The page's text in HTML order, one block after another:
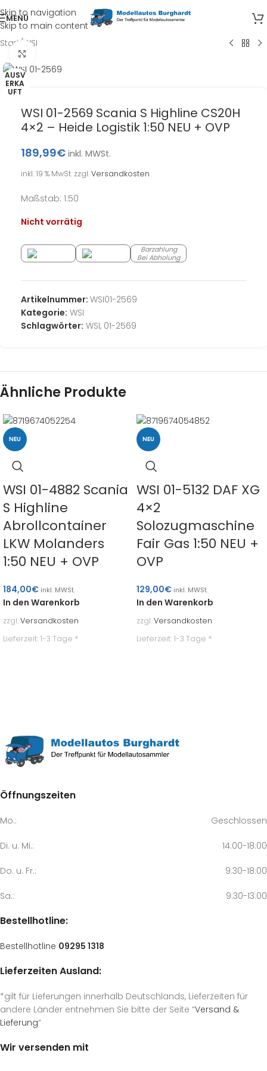
Skip to navigation
Skip to main content
MENÜ
Start / WSI
AUSV
ERKA
UFT
WSI 01-2569 Scania S Highline CS20H
4×2 – Heide Logistik 1:50 NEU + OVP
189,99€ inkl. MWSt.
inkl. 19 % MwSt. zzgl.Versandkosten
Maßstab: 1:50
Nicht vorrätig
Barzahlung
Bei Abholung
Artikelnummer: WSI01-2569
Kategorie: WSI
Schlagwörter: WSI, 01-2569
Ähnliche Produkte
NEU
WSI 01-4882 Scania
S Highline
Abrollcontainer
LKW Molanders
1:50 NEU + OVP
184,00€ inkl. MWSt.
In den Warenkorb
zzgl.Versandkosten
Lieferzeit: 1-3 Tage *
NEU
WSI 01-5132 DAF XG
4×2
Solozugmaschine
Fair Gas 1:50 NEU +
OVP
129,00€ inkl. MWSt.
In den Warenkorb
zzgl.Versandkosten
Lieferzeit: 1-3 Tage *
Öffnungszeiten
Mo.: Geschlossen
Di. u. Mi.: 14:00-18:00
Do. u. Fr.: 9:30-18:00
Sa.: 9:30-13:00
Bestellhotline:
Bestellhotline 09295 1318
Lieferzeiten Ausland:
*gilt für Lieferungen innerhalb Deutschlands, Lieferzeiten für
andere Länder entnehmen Sie bitte der Seite “Versand &
Lieferung“
Wir versenden mit